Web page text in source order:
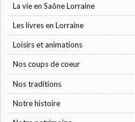
La vie en Saône Lorraine
Les livres en Lorraine
Loisirs et animations
Nos coups de coeur
Nos traditions
Notre histoire